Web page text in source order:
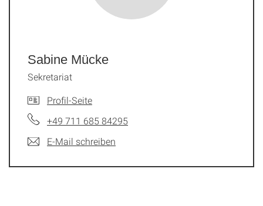
Sabine Mücke
Sekretariat
Profil-Seite
+49 711 685 84295
E-Mail schreiben